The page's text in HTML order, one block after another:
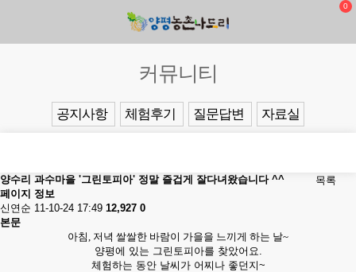
0
커뮤니티
공지사항 체험후기 질문답변 자료실
목록
양수리 과수마을 '그린토피아' 정말 즐겁게 잘다녀왔습니다 ^^
페이지 정보
신연순 11-10-24 17:49 12,927 0
본문
아침, 저녁 쌀쌀한 바람이 가을을 느끼게 하는 날~
양평에 있는 그린토피아를 찾았어요.
체험하는 동안 날씨가 어찌나 좋던지~